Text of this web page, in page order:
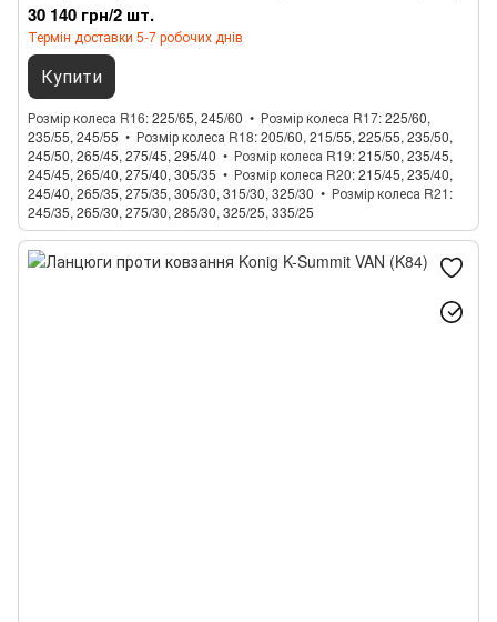
30 140 грн/2 шт.
Термін доставки 5-7 робочих днів
Купити
Розмір колеса R16 225/65, 245/60 Розмір колеса R17 225/60,
235/55, 245/55
Розмір колеса R18 205/60, 215/55, 225/55, 235/50,
245/50, 265/45, 275/45, 295/40
Розмір колеса R19 215/50, 235/45,
245/45, 265/40, 275/40, 305/35
Розмір колеса R20 215/45, 235/40,
245/40, 265/35, 275/35, 305/30, 315/30, 325/30
Розмір колеса R21
245/35, 265/30, 275/30, 285/30, 325/25, 335/25